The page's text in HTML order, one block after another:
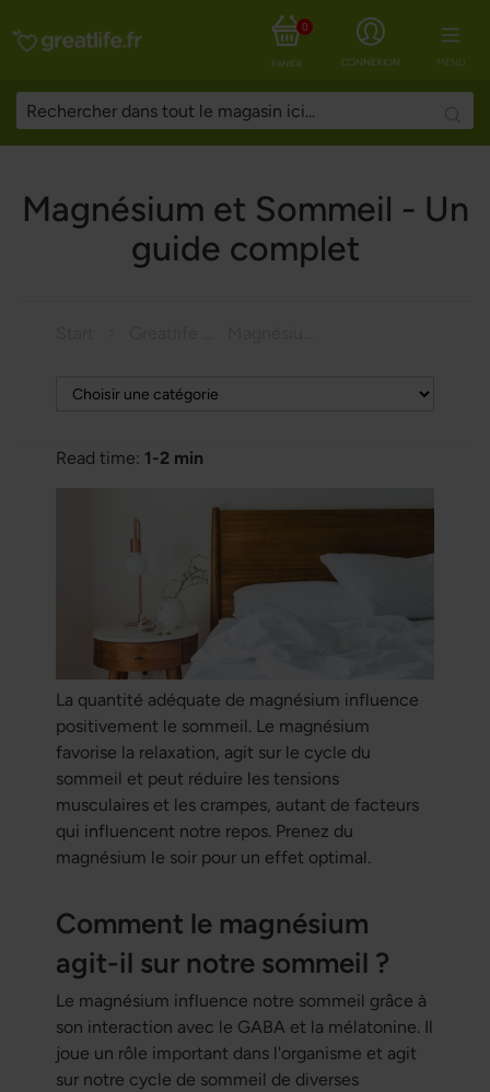
MENU
CONNEXION
PANIER
0
Magnésium et Sommeil - Un
guide complet
Read time: 1-2 min
La quantité adéquate de magnésium influence
positivement le sommeil. Le magnésium
favorise la relaxation, agit sur le cycle du
sommeil et peut réduire les tensions
musculaires et les crampes, autant de facteurs
qui influencent notre repos. Prenez du
magnésium le soir pour un effet optimal.
Comment le magnésium
agit-il sur notre sommeil ?
Le magnésium influence notre sommeil grâce à
son interaction avec le GABA et la mélatonine. Il
joue un rôle important dans l'organisme et agit
sur notre cycle de sommeil de diverses